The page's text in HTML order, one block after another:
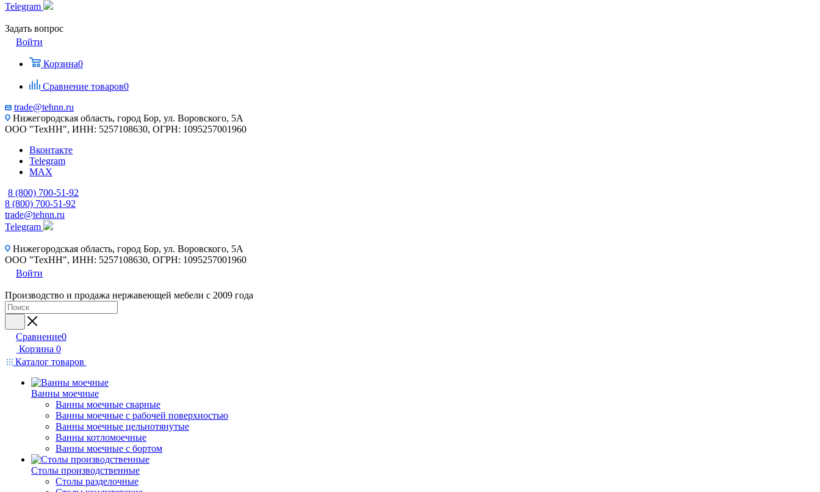
Telegram
Задать вопрос
Войти
Корзина0
Сравнение товаров0
trade@tehnn.ru
Нижегородская область, город Бор, ул. Воровского, 5А
ООО "ТехНН", ИНН: 5257108630, ОГРН: 1095257001960
Вконтакте
Telegram
MAX
8 (800) 700-51-92
8 (800) 700-51-92
trade@tehnn.ru
Telegram
Нижегородская область, город Бор, ул. Воровского, 5А
ООО "ТехНН", ИНН: 5257108630, ОГРН: 1095257001960
Войти
Производство и продажа нержавеющей мебели с 2009 года
Сравнение0
Корзина 0
Каталог товаров
Ванны моечные
Ванны моечные сварные
Ванны моечные с рабочей поверхностью
Ванны моечные цельнотянутые
Ванны котломоечные
Ванны моечные с бортом
Столы производственные
Столы разделочные